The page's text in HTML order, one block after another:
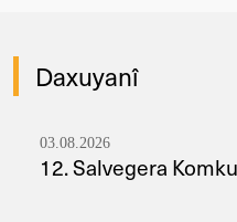
Daxuyanî
03.08.2026
12. Salvegera